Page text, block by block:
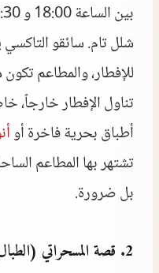
شلل تام. سائقو
للإفطار، والمطاعم
تناول الإفطار خارجاً،
أطباق بحرية فاخرة أو
تشتهر بها المطاعم
بل ضرورة.
2. قصة المسحراتي (الطبال)